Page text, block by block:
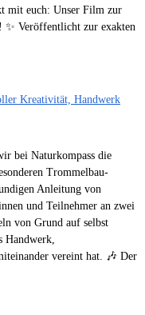
mit euch: Unser Film zur
✨ Veröffentlicht zur exakten
Kreativität, Handwerk
bei Naturkompass die
Trommelbau-
Anleitung von
und Teilnehmer an zwei
von Grund auf selbst
Handwerk,
vereint hat. 🎶 Der